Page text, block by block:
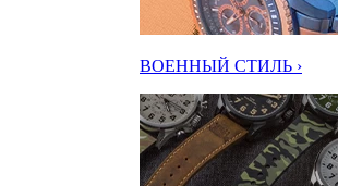
ВОЕННЫЙ СТИЛЬ ›